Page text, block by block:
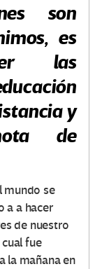
son
es
las
y
de
mundo se
a a hacer
de nuestro
fue
la mañana en